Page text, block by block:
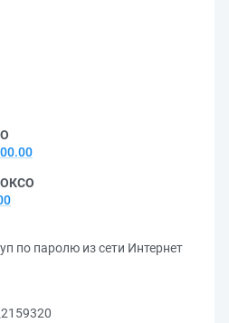
ОКСО
по паролю из сети Интернет